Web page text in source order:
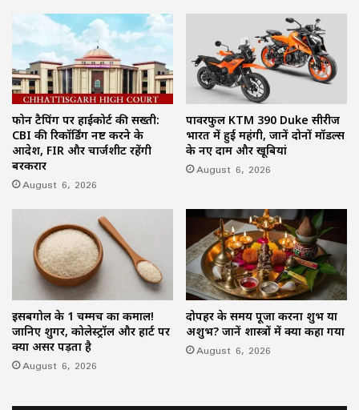
फोन टैपिंग पर हाईकोर्ट की सख्ती:
CBI की रिकॉर्डिंग नष्ट करने के
आदेश, FIR और चार्जशीट रहेंगी
बरकरार
August 6, 2026
पावरफुल KTM 390 Duke सीरीज
भारत में हुई महंगी, जानें दोनों मॉडल्स
के नए दाम और खूबियां
August 6, 2026
इसबगोल के 1 चम्मच का कमाल!
जानिए शुगर, कोलेस्ट्रॉल और हार्ट पर
क्या असर पड़ता है
August 6, 2026
दोपहर के समय पूजा करना शुभ या
अशुभ? जानें शास्त्रों में क्या कहा गया
August 6, 2026